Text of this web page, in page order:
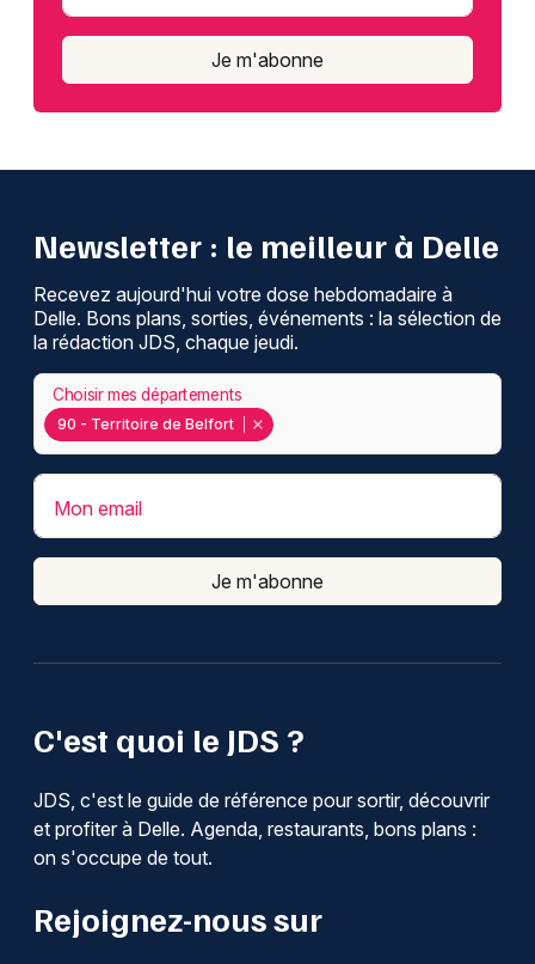
Je m'abonne
C'est quoi le JDS ?
JDS, c'est le guide de référence pour sortir, découvrir
et profiter à Delle. Agenda, restaurants, bons plans :
on s'occupe de tout.
Rejoignez-nous sur
Newsletter : le meilleur à Delle
Recevez aujourd'hui votre dose hebdomadaire à
Delle. Bons plans, sorties, événements : la sélection de
la rédaction JDS, chaque jeudi.
90 - Territoire de Belfort
Choisir mes départements
Mon email
Je m'abonne